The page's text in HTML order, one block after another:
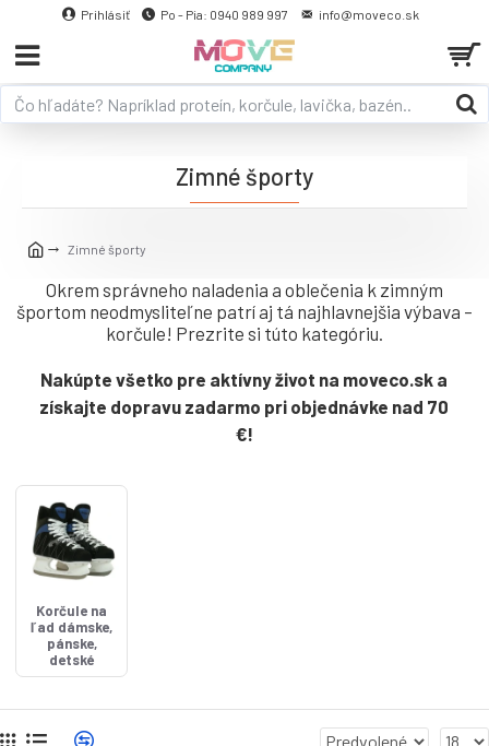
Prihlásiť Po - Pia: 0940 989 997 info@moveco.sk
Zimné športy
Zimné športy
Okrem správneho naladenia a oblečenia k zimným
športom neodmysliteľne patrí aj tá najhlavnejšia výbava –
korčule! Prezrite si túto kategóriu.
Nakúpte všetko pre aktívny život na moveco.sk a
získajte dopravu zadarmo pri objednávke nad 70
€!
Korčule na
ľad dámske,
pánske,
detské